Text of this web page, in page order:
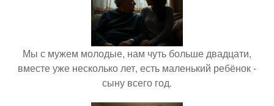
Мы с мужем молодые, нам чуть больше двадцати,
вместе уже несколько лет, есть маленький ребёнок -
сыну всего год.